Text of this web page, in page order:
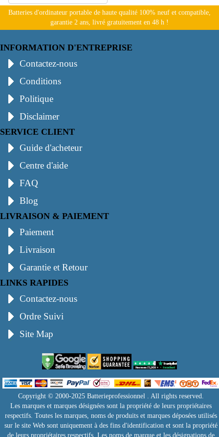
Batteries d'ordinateur portable de haute qualité 100% neuf et compatible,
garantie 2 ans, livré gratuitement en 48 h !
INFORMATION D'ENTREPRISE
Contactez-nous
Conditions
Politique
Disclaimer
SERVICE CLIENT
Guide d'acheteur
Centre d'aide
FAQ
Blog
LIVRAISON & PAIEMENT
Paiement
Livraison
Garantie et Retour
LINKS RAPIDES
Contactez-nous
Ordre Suivi
Site Map
Copyright © 2000-2025 Batterieprofessionnel . All rights reserved.
Les marques et marques désignées sont la propriété de leurs propriétaires
respectifs. Toutes les marques, noms de produits et marques déposées utilisés
sur le site Web sont uniquement à des fins d'identification et sont la propriété
de leurs propriétaires respectifs. Les noms de marque et les désignations de